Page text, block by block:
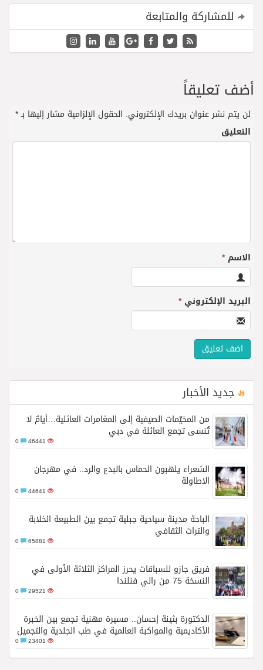
للمشاركة والمتابعة
أضف تعليقاً
لن يتم نشر عنوان بريدك الإلكتروني. الحقول الإلزامية مشار إليها بـ*
التعليق
الاسم*
البريد الإلكتروني*
جديد الأخبار
من المخيّمات الصيفية إلى المغامرات العائلية…أيامٌ لا
تُنسى تجمع العائلة في دبي
46441
الشعراء يلهبون الحماس بالبدع والرد.. في مهرجان
الاطاولة
44641
الباحة مدينة سياحية جبلية تجمع بين الطبيعة الخلابة
والتراث الثقافي
65881
فريق جازو للسباقات يحرز المراكز الثلاثة الأولى في
النسخة 75 من رالي فنلندا
29521
الدكتورة بثينة إحسان.. مسيرة مهنية تجمع بين الخبرة
الأكاديمية والمواكبة العالمية في طب الجلدية والتجميل
23401